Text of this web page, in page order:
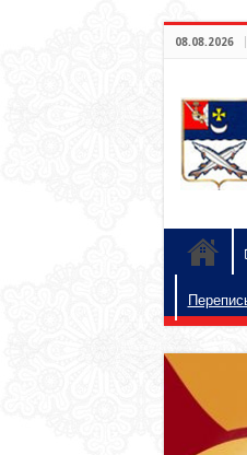
08.08.2026